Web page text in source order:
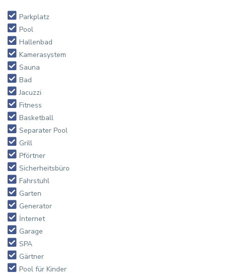
Parkplatz
Pool
Hallenbad
Kamerasystem
Sauna
Bad
Jacuzzi
Fitness
Basketball
Separater Pool
Grill
Pförtner
Sicherheitsbüro
Fahrstuhl
Garten
Generator
İnternet
Garage
SPA
Gärtner
Pool für Kinder